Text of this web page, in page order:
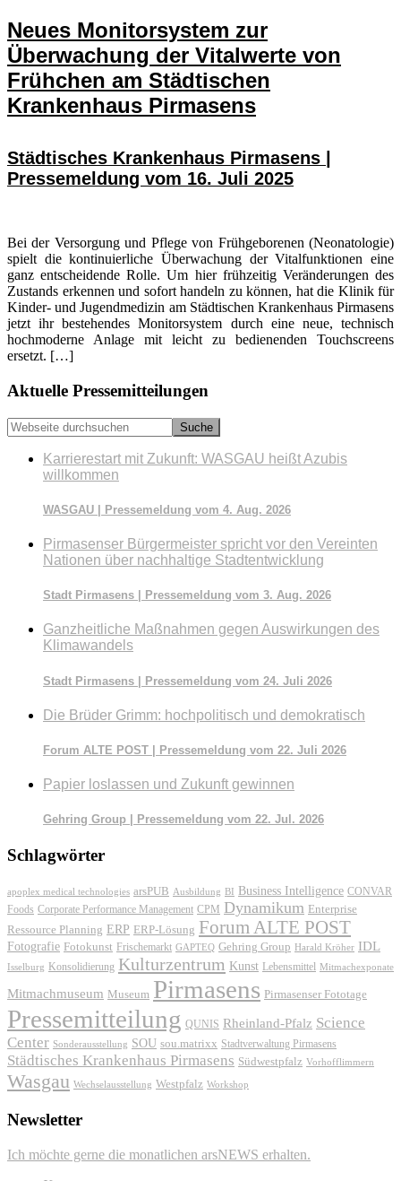
Neues Monitorsystem zur
Überwachung der Vitalwerte von
Frühchen am Städtischen
Krankenhaus Pirmasens
Städtisches Krankenhaus Pirmasens |
Pressemeldung vom 16. Juli 2025
Bei der Versorgung und Pflege von Frühgeborenen (Neonatologie)
spielt die kontinuierliche Überwachung der Vitalfunktionen eine
ganz entscheidende Rolle. Um hier frühzeitig Veränderungen des
Zustands erkennen und sofort handeln zu können, hat die Klinik für
Kinder- und Jugendmedizin am Städtischen Krankenhaus Pirmasens
jetzt ihr bestehendes Monitorsystem durch eine neue, technisch
hochmoderne Anlage mit leicht zu bedienenden Touchscreens
ersetzt. […]
Seitenspalte
Aktuelle Pressemitteilungen
Webseite
durchsuchen
Karrierestart mit Zukunft: WASGAU heißt Azubis
willkommen
WASGAU | Pressemeldung vom 4. Aug. 2026
Pirmasenser Bürgermeister spricht vor den Vereinten
Nationen über nachhaltige Stadtentwicklung
Stadt Pirmasens | Pressemeldung vom 3. Aug. 2026
Ganzheitliche Maßnahmen gegen Auswirkungen des
Klimawandels
Stadt Pirmasens | Pressemeldung vom 24. Juli 2026
Die Brüder Grimm: hochpolitisch und demokratisch
Forum ALTE POST | Pressemeldung vom 22. Juli 2026
Papier loslassen und Zukunft gewinnen
Gehring Group | Pressemeldung vom 22. Jul. 2026
Schlagwörter
apoplex medical technologies arsPUB Ausbildung BI Business Intelligence CONVAR
Foods Corporate Performance Management CPM Dynamikum Enterprise
Ressource Planning ERP ERP-Lösung Forum ALTE POST
Fotografie Fotokunst Frischemarkt GAPTEQ Gehring Group Harald Kröher IDL
Isselburg Konsolidierung Kulturzentrum Kunst Lebensmittel Mitmachexponate
Mitmachmuseum Museum Pirmasens Pirmasenser Fototage
Pressemitteilung QUNIS Rheinland-Pfalz Science
Center Sonderausstellung SOU sou.matrixx Stadtverwaltung Pirmasens
Städtisches Krankenhaus Pirmasens Südwestpfalz Vorhofflimmern
Wasgau Wechselausstellung Westpfalz Workshop
Newsletter
Ich möchte gerne die monatlichen arsNEWS erhalten.